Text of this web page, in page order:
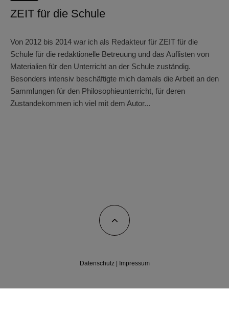
ZEIT für die Schule
Von 2012 bis 2014 war ich als Redakteur für ZEIT für die
Schule für die redaktionelle Betreuung und das Auflisten von
Materialien für den Unterricht an der Schule zuständig.
Besonders intensiv beschäftigte mich damals die Arbeit an den
Sammlungen für den Philosophieunterricht, für deren
Zustandekommen ich viel mit dem Autor...
Datenschutz| Impressum